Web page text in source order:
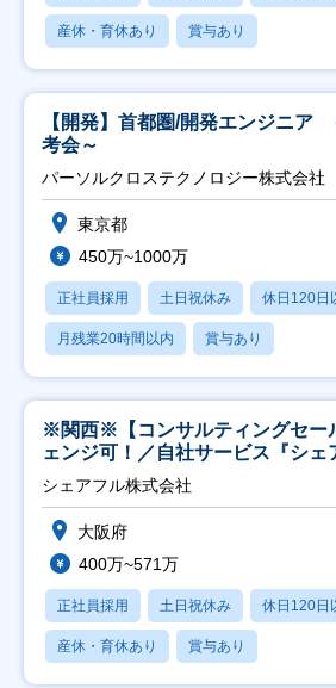
産休・育休あり 賞与あり
【開発】首都圏/開発エンジニア
考会～
パーソルクロステクノロジー株式会社
東京都
450万~1000万
正社員採用 土日祝休み 休日120日
月残業20時間以内 賞与あり
※関西※【コンサルティングセー
ェンジ可！／自社サービス『シェ
シェアフル株式会社
大阪府
400万~571万
正社員採用 土日祝休み 休日120日
産休・育休あり 賞与あり